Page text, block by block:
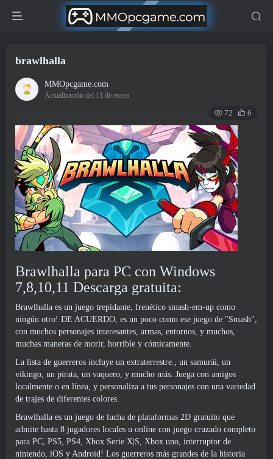
brawlhalla
MMOpcgame.com
Actualización del 11 de enero
72 6
Brawlhalla para PC con Windows
7,8,10,11 Descarga gratuita:
Brawlhalla es un juego trepidante, frenético smash-em-up como
ningún otro! DE ACUERDO, es un poco como ese juego de "Smash",
con muchos personajes interesantes, armas, entornos, y muchos,
muchas maneras de morir, horrible y cómicamente.
La lista de guerreros incluye un extraterrestre., un samurái, un
vikingo, un pirata, un vaquero, y mucho más. Juega con amigos
localmente o en línea, y personaliza a tus personajes con una variedad
de trajes de diferentes colores.
Brawlhalla es un juego de lucha de plataformas 2D gratuito que
admite hasta 8 jugadores locales u online con juego cruzado completo
para PC, PS5, PS4, Xbox Serie X|S, Xbox uno, interruptor de
nintendo, iOS y Android! Los guerreros más grandes de la historia